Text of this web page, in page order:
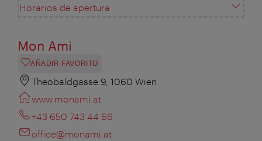
Horarios de apertura
Mon Ami
AÑADIR FAVORITO
Theobaldgasse 9, 1060 Wien
www.monami.at
+43 650 743 44 66
office@monami.at